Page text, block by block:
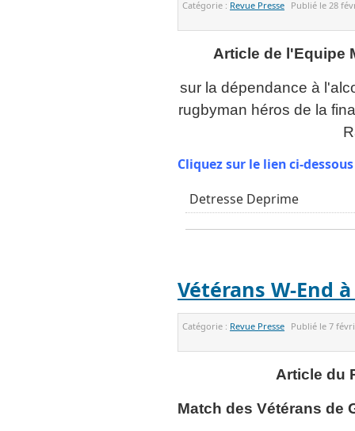
Catégorie : Revue Presse Publié le28
Article de l'Equipe
sur la dépendance à
rugbyman héros de la
Cliquez sur le lien ci-dessous
Detresse Deprime
Vétérans W-End
Catégorie : Revue Presse Publié le7
Article du
Match des Vétérans de